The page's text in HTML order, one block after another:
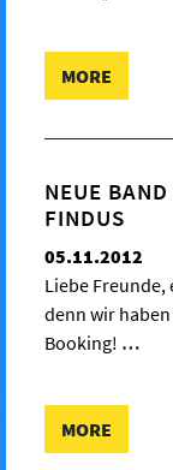
MORE
NEUE
FINDUS
05.11.2012
Liebe Freunde,
denn wir
Booking! …
MORE